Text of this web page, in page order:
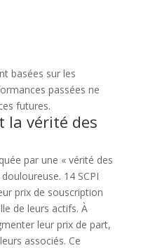
basées sur les
passées ne
futures.
la vérité des
par une « vérité des
14 SCPI
prix de souscription
de leurs actifs. À
leur prix de part,
associés. Ce